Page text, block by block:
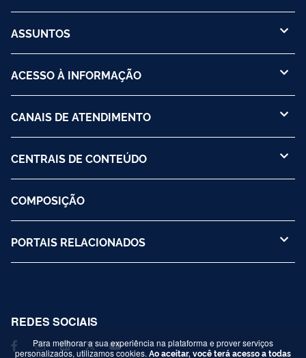
ASSUNTOS
ACESSO À INFORMAÇÃO
CANAIS DE ATENDIMENTO
CENTRAIS DE CONTEÚDO
COMPOSIÇÃO
PORTAIS RELACIONADOS
REDES SOCIAIS
Para melhorar a sua experiência na plataforma e prover serviços
personalizados, utilizamos cookies. Ao aceitar, você terá acesso a todas